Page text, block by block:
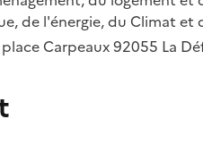
de l'énergie, du Climat et
Carpeaux 92055 La